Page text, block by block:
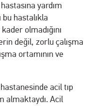
yardım
bu hastalıkla
olmadığını
değil, zorlu çalışma
ortamının ve
acil tıp
almaktaydı. Acil